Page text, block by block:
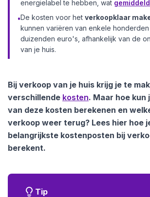
energielabel te hebben, wat
•De kosten voor het verkoopklaar
kunnen variëren van enkele
duizenden euro's, afhankelijk van de
van je huis.
Bij verkoop van je huis krijg je te
verschillende kosten. Maar hoe kun
van deze kosten berekenen en
verkoop weer terug? Lees hier hoe
belangrijkste kostenposten bij
berekent.
Tip